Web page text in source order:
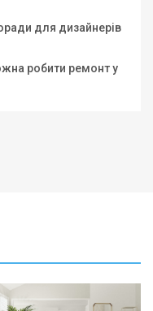
для дизайнерів
робити ремонт у